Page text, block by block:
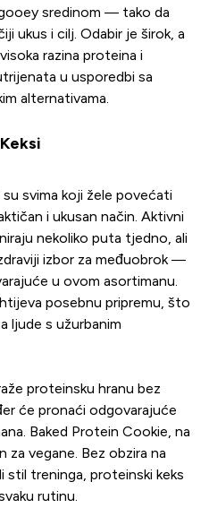
sredinom — tako da
ukus i cilj. Odabir je širok, a
razina proteina i
u usporedbi sa
alternativama.
svima koji žele povećati
i ukusan način. Aktivni
nekoliko puta tjedno, ali
izbor za međuobrok —
u ovom asortimanu.
posebnu pripremu, što
ljude s užurbanim
proteinsku hranu bez
će pronaći odgovarajuće
Baked Protein Cookie, na
za vegane. Bez obzira na
stil treninga, proteinski keks
rutinu.